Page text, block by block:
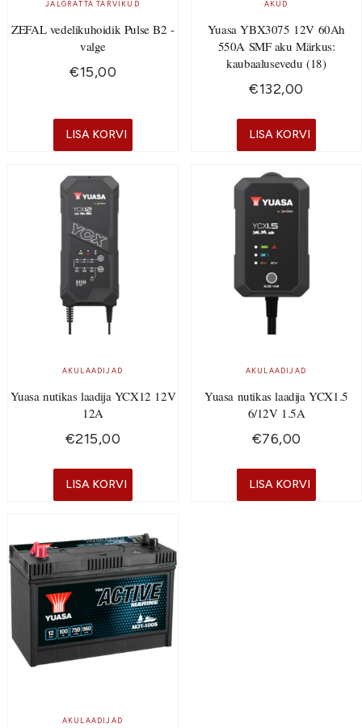
JALGRATTA TARVIKUD
ZEFAL vedelikuhoidik Pulse B2 -
valge
€15,00
LISA KORVI
AKUD
Yuasa YBX3075 12V 60Ah
550A SMF aku Märkus:
kaubaalusevedu (18)
€132,00
LISA KORVI
AKULAADIJAD
Yuasa nutikas laadija YCX12 12V
12A
€215,00
LISA KORVI
AKULAADIJAD
Yuasa nutikas laadija YCX1.5
6/12V 1.5A
€76,00
LISA KORVI
AKULAADIJAD